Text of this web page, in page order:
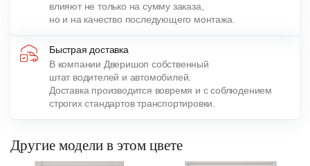
влияют не только на сумму заказа,
но и на качество последующего монтажа.
Быстрая доставка
В компании Дверишоп собственный
штат водителей и автомобилей.
Доставка производится вовремя и с соблюдением
строгих стандартов транспортировки.
Другие модели в этом цвете